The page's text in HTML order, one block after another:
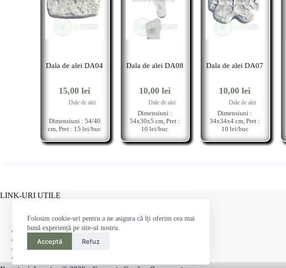
Folosim cookie-uri pentru a ne asigura că îți oferim cea mai
bună experiență pe site-ul nostru.
Acceptă Refuz
Dala de alei DA04
15,00lei
Dale de alei
Dimensiuni : 54/40
cm, Pret : 15 lei/buc
Dala de alei DA08
10,00 lei
Dale de alei
Dimensiuni :
54x30x5 cm, Pret :
10 lei/buc
Dala de alei DA07
10,00lei
Dale de alei
Dimensiuni :
34x34x4 cm, Pret :
10 lei/buc
LINK-URI UTILE
Politică de confidențialitate
Termeni & Condiții
Politica-Retur